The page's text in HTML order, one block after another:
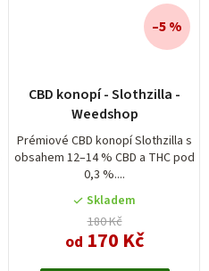
CBD konopí - Slothzilla -
Weedshop
Prémiové CBD konopí Slothzilla s
obsahem 12–14 % CBD a THC pod
0,3 %....
Skladem
180 Kč
od 170 Kč
–5 %